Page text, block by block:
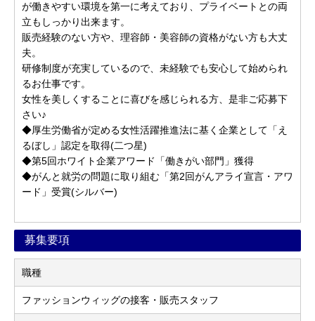
が働きやすい環境を第一に考えており、プライベートとの両
立もしっかり出来ます。
販売経験のない方や、理容師・美容師の資格がない方も大丈
夫。
研修制度が充実しているので、未経験でも安心して始められ
るお仕事です。
女性を美しくすることに喜びを感じられる方、是非ご応募下
さい♪
◆厚生労働省が定める女性活躍推進法に基く企業として「え
るぼし」認定を取得(二つ星)
◆第5回ホワイト企業アワード「働きがい部門」獲得
◆がんと就労の問題に取り組む「第2回がんアライ宣言・アワ
ード」受賞(シルバー)
募集要項
職種
ファッションウィッグの接客・販売スタッフ